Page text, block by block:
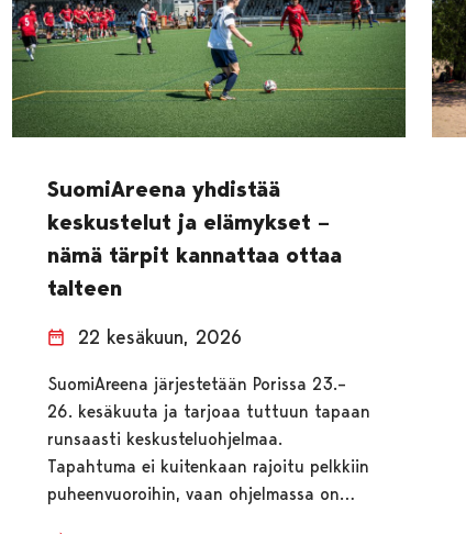
SuomiAreena yhdistää
keskustelut ja elämykset –
nämä tärpit kannattaa ottaa
talteen
22 kesäkuun, 2026
SuomiAreena järjestetään Porissa 23.–
26. kesäkuuta ja tarjoaa tuttuun tapaan
runsaasti keskusteluohjelmaa.
Tapahtuma ei kuitenkaan rajoitu pelkkiin
puheenvuoroihin, vaan ohjelmassa on…